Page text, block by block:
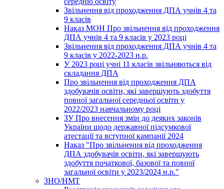
Звільнення від проходження ДПА учнів 4 та
9 класів
Наказ МОН Про звільнення від проходження
ДПА учнів 4 та 9 класів у 2023 році
Звільнення від проходження ДПА учнів 4 та
9 класів у 2022-2023 н.р.
У 2023 році учні 11 класів звільняються від
складання ДПА
Про звільнення від проходження ДПА
здобувачів освіти, які завершують здобуття
повної загальної середньої освіти у
2022/2023 навчальному році
ЗУ Про внесення змін до деяких законів
України щодо державної підсумкової
атестації та вступної кампанії 2024
Наказ "Про звільнення від проходження
ДПА здобувачів освіти, які завершують
здобуття початкової, базової та повної
загальної освіти у 2023/2024 н.р."
ЗНО/НМТ